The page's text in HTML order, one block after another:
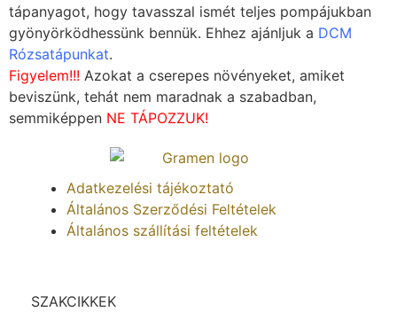
tápanyagot, hogy tavasszal ismét teljes pompájukban
gyönyörködhessünk bennük. Ehhez ajánljuk a DCM
Rózsatápunkat.
Figyelem!!! Azokat a cserepes növényeket, amiket
beviszünk, tehát nem maradnak a szabadban,
semmiképpen NE TÁPOZZUK!
Adatkezelési tájékoztató
Általános Szerződési Feltételek
Általános szállítási feltételek
SZAKCIKKEK